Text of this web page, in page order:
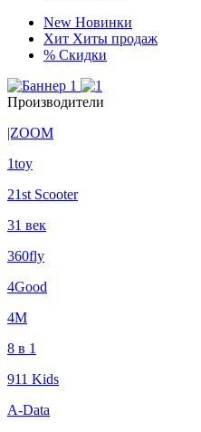
New Новинки
Хит Хиты продаж
% Скидки
Производители
|ZOOM
1toy
21st Scooter
31 век
360fly
4Good
4М
8 в 1
911 Kids
A-Data